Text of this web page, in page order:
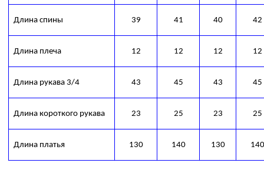
Длина спины 39 41 40 42
Длина плеча 12 12 12 12
Длина рукава 3/4 43 45 43 45
Длина короткого рукава 23 25 23 25
Длина платья 130 140 130 140